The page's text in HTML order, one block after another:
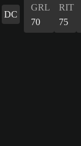
DC
GRL
70
RIT
75